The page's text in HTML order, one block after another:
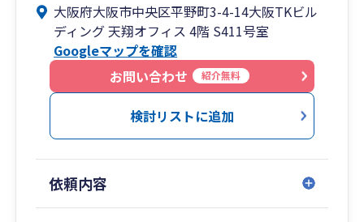
させていただき、会計資料の受け渡しやお客様の
事務作業の簡素化をし”時間”をサポート、
長期的な事業計画、短期的な資金・利益計画を一
緒に作成し、融資や節税・補助金等をご案内
し”キャッシュフロー”をサポートいたします。
ポート可能です。
大阪府大阪市中央区平野町3-4-14大阪TKビル
ディング 天翔オフィス 4階 S411号室
Googleマップを確認
お問い合わせ
紹介無料
検討リストに追加
依頼内容